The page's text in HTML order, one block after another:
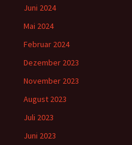
Juni 2024
Mai 2024
Februar 2024
Dezember 2023
November 2023
August 2023
Juli 2023
Juni 2023